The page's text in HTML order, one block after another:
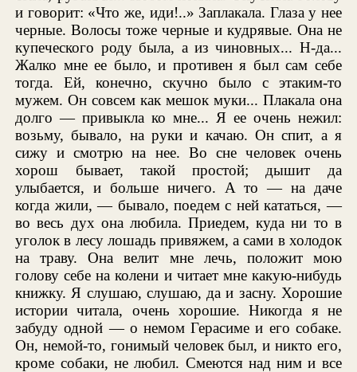
и говорит: «Что же, иди!..» Заплакала. Глаза у нее
черные. Волосы тоже черные и кудрявые. Она не
купеческого роду была, а из чиновных... Н-да...
Жалко мне ее было, и противен я был сам себе
тогда. Ей, конечно, скучно было с этаким-то
мужем. Он совсем как мешок муки... Плакала она
долго — привыкла ко мне... Я ее очень нежил:
возьму, бывало, на руки и качаю. Он спит, а я
сижу и смотрю на нее. Во сне человек очень
хорош бывает, такой простой; дышит да
улыбается, и больше ничего. А то — на даче
когда жили, — бывало, поедем с ней кататься, —
во весь дух она любила. Приедем, куда ни то в
уголок в лесу лошадь привяжем, а сами в холодок
на траву. Она велит мне лечь, положит мою
голову себе на колени и читает мне какую-нибудь
книжку. Я слушаю, слушаю, да и засну. Хорошие
истории читала, очень хорошие. Никогда я не
забуду одной — о немом Герасиме и его собаке.
Он, немой-то, гонимый человек был, и никто его,
кроме собаки, не любил. Смеются над ним и все